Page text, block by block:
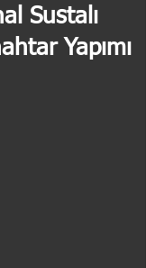
Sustalı
Yapımı